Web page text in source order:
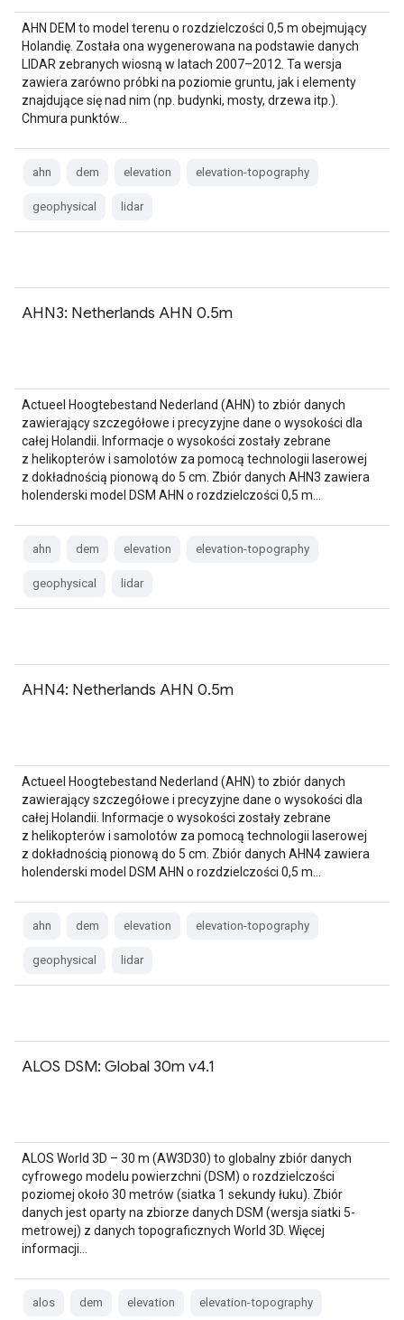
AHN DEM to model terenu o rozdzielczości 0,5 m obejmujący
Holandię. Została ona wygenerowana na podstawie danych
LIDAR zebranych wiosną w latach 2007–2012. Ta wersja
zawiera zarówno próbki na poziomie gruntu, jak i elementy
znajdujące się nad nim (np. budynki, mosty, drzewa itp.).
Chmura punktów…
ahn dem elevation elevation-topography
geophysical lidar
AHN3: Netherlands AHN 0.5m
Actueel Hoogtebestand Nederland (AHN) to zbiór danych
zawierający szczegółowe i precyzyjne dane o wysokości dla
całej Holandii. Informacje o wysokości zostały zebrane
z helikopterów i samolotów za pomocą technologii laserowej
z dokładnością pionową do 5 cm. Zbiór danych AHN3 zawiera
holenderski model DSM AHN o rozdzielczości 0,5 m…
ahn dem elevation elevation-topography
geophysical lidar
AHN4: Netherlands AHN 0.5m
Actueel Hoogtebestand Nederland (AHN) to zbiór danych
zawierający szczegółowe i precyzyjne dane o wysokości dla
całej Holandii. Informacje o wysokości zostały zebrane
z helikopterów i samolotów za pomocą technologii laserowej
z dokładnością pionową do 5 cm. Zbiór danych AHN4 zawiera
holenderski model DSM AHN o rozdzielczości 0,5 m…
ahn dem elevation elevation-topography
geophysical lidar
ALOS DSM: Global 30m v4.1
ALOS World 3D – 30 m (AW3D30) to globalny zbiór danych
cyfrowego modelu powierzchni (DSM) o rozdzielczości
poziomej około 30 metrów (siatka 1 sekundy łuku). Zbiór
danych jest oparty na zbiorze danych DSM (wersja siatki 5-
metrowej) z danych topograficznych World 3D. Więcej
informacji…
alos dem elevation elevation-topography